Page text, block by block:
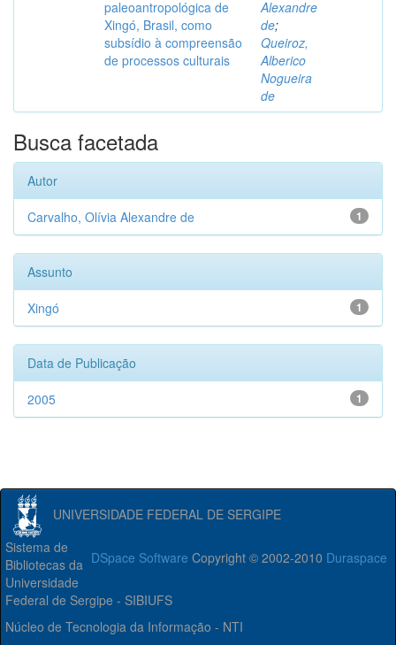
paleoantropológica de
Xingó, Brasil, como
subsídio à compreensão
de processos culturais
Alexandre
de;
Queiroz,
Alberico
Nogueira
de
Busca facetada
Autor
1
Carvalho, Olívia Alexandre de
Assunto
1
Xingó
Data de Publicação
1
2005
UNIVERSIDADE FEDERAL DE SERGIPE
DSpace Software Copyright © 2002-2010 Duraspace
Sistema de
Bibliotecas da
Universidade
Federal de Sergipe - SIBIUFS
Núcleo de Tecnologia da Informação - NTI